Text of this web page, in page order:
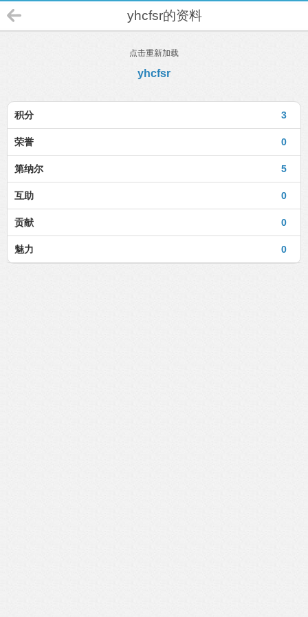
yhcfsr的资料
点击重新加载
yhcfsr
3
积分
0
荣誉
5
第纳尔
0
互助
0
贡献
0
魅力